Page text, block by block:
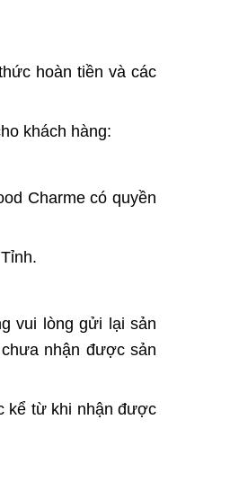
hoàn tiền và các
khách hàng:
Charme có quyền
vui lòng gửi lại sản
nhận được sản
kể từ khi nhận được